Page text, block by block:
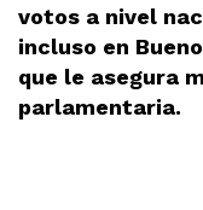
votos a nivel
incluso en
que le asegura
parlamentaria.